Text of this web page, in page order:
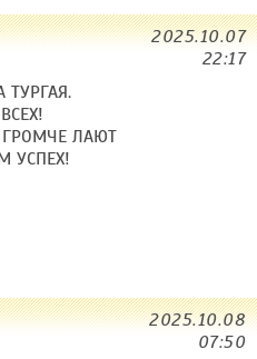
2025.10.07
22:17
ТУРГАЯ.
ГРОМЧЕ ЛАЮТ
УСПЕХ!
2025.10.08
07:50